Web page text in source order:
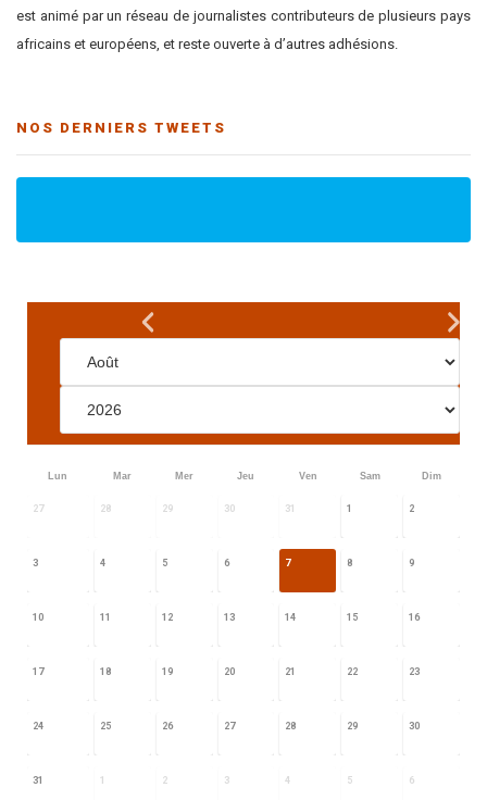
est animé par un réseau de journalistes contributeurs de plusieurs pays
africains et européens, et reste ouverte à d’autres adhésions.
NOS DERNIERS TWEETS
Lun Mar Mer Jeu Ven Sam Dim
27 28 29 30 31 1 2
3 4 5 6 7 8 9
10 11 12 13 14 15 16
17 18 19 20 21 22 23
24 25 26 27 28 29 30
31 1 2 3 4 5 6